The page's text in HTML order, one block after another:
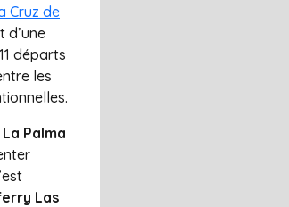
Cruz de
d’une
départs
les
Palma
Las